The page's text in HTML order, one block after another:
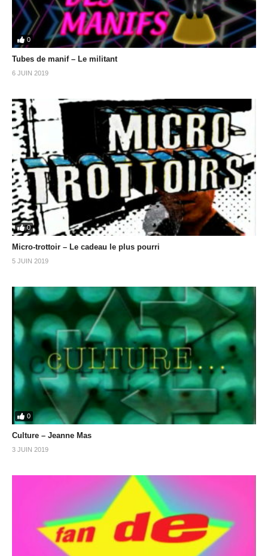
0
Tubes de manif – Le militant
6 JUIN 2019
0
Micro-trottoir – Le cadeau le plus pourri
5 JUIN 2019
0
Culture – Jeanne Mas
3 JUIN 2019